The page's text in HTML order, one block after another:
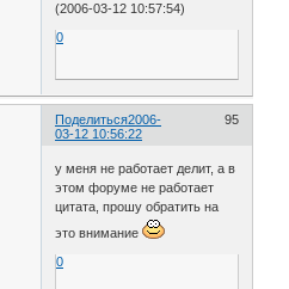
(2006-03-12 10:57:54)
0
Поделиться 95
2006-
03-12 10:56:22
у меня не работает делит, а в
этом форуме не работает
цитата, прошу обратить на
это внимание
0